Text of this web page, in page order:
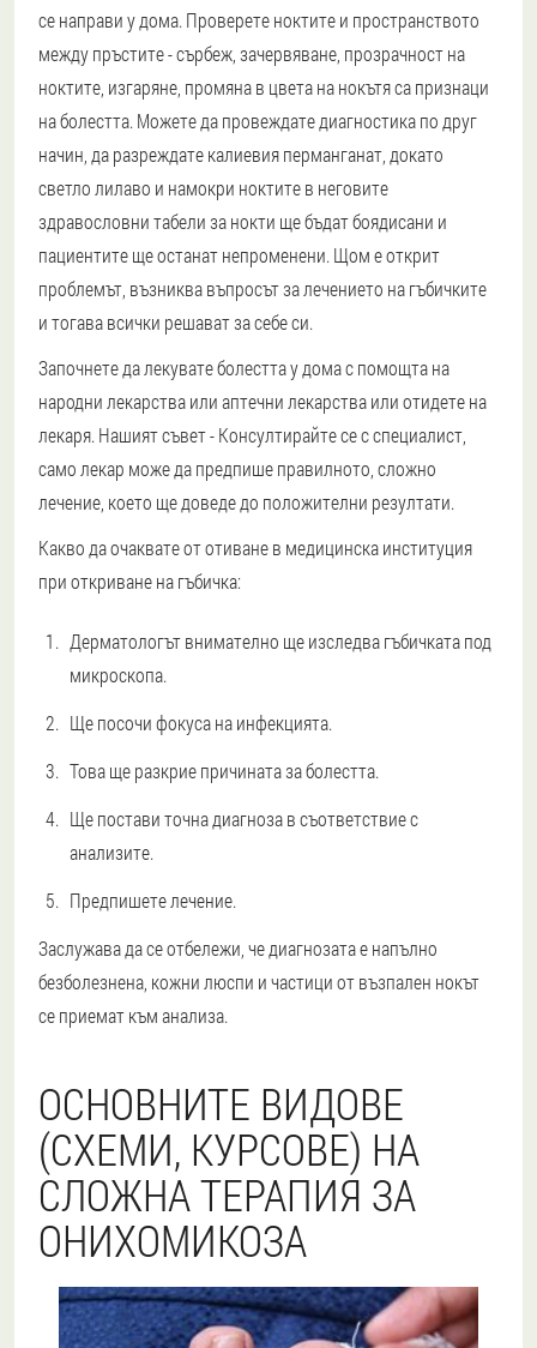
се направи у дома. Проверете ноктите и пространството
между пръстите - сърбеж, зачервяване, прозрачност на
ноктите, изгаряне, промяна в цвета на нокътя са признаци
на болестта. Можете да провеждате диагностика по друг
начин, да разреждате калиевия перманганат, докато
светло лилаво и намокри ноктите в неговите
здравословни табели за нокти ще бъдат боядисани и
пациентите ще останат непроменени. Щом е открит
проблемът, възниква въпросът за лечението на гъбичките
и тогава всички решават за себе си.
Започнете да лекувате болестта у дома с помощта на
народни лекарства или аптечни лекарства или отидете на
лекаря. Нашият съвет - Консултирайте се с специалист
само лекар може да предпише правилното, сложно
лечение, което ще доведе до положителни резултати.
Какво да очаквате от отиване в медицинска институция
при откриване на гъбичка:
Дерматологът внимателно ще изследва гъбичката под
микроскопа.
Ще посочи фокуса на инфекцията.
Това ще разкрие причината за болестта.
Ще постави точна диагноза в съответствие с
анализите.
Предпишете лечение.
Заслужава да се отбележи, че диагнозата е напълно
безболезнена, кожни люспи и частици от възпален нокът
се приемат към анализа.
ОСНОВНИТЕ ВИДОВЕ
(СХЕМИ, КУРСОВЕ) НА
СЛОЖНА ТЕРАПИЯ ЗА
ОНИХОМИКОЗА